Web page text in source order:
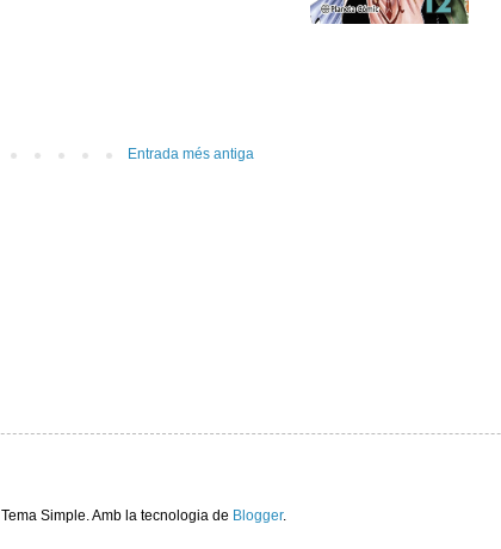
Entrada més antiga
Tema Simple. Amb la tecnologia de Blogger.